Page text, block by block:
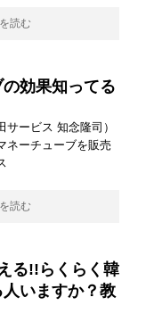
読む
効果知ってる
ービス 知念隆司）
ネーチューブを販売
読む
る!!らくらく韓
いますか？教